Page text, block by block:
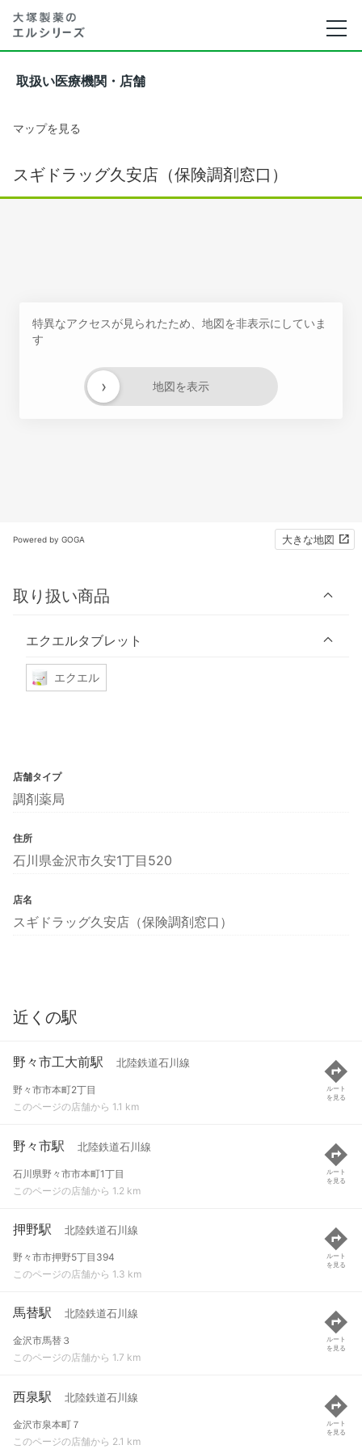
取扱い医療機関・店舗
マップを見る
スギドラッグ久安店（保険調剤窓口）
特異なアクセスが見られたため、地図を非表示にしていま
す
地図を表示
›
Powered by GOGA 大きな地図
取り扱い商品
エクエルタブレット
エクエル
店舗タイプ
調剤薬局
住所
石川県金沢市久安1丁目520
店名
スギドラッグ久安店（保険調剤窓口）
近くの駅
野々市工大前駅 北陸鉄道石川線
野々市市本町2丁目
このページの店舗から 1.1 km
ルート
を見る
野々市駅 北陸鉄道石川線
石川県野々市市本町1丁目
このページの店舗から 1.2 km
ルート
を見る
押野駅 北陸鉄道石川線
野々市市押野5丁目394
このページの店舗から 1.3 km
ルート
を見る
馬替駅 北陸鉄道石川線
金沢市馬替３
このページの店舗から 1.7 km
ルート
を見る
西泉駅 北陸鉄道石川線
金沢市泉本町７
このページの店舗から 2.1 km
ルート
を見る